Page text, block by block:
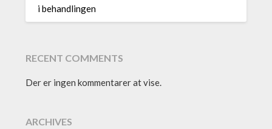
i behandlingen
RECENT COMMENTS
Der er ingen kommentarer at vise.
ARCHIVES